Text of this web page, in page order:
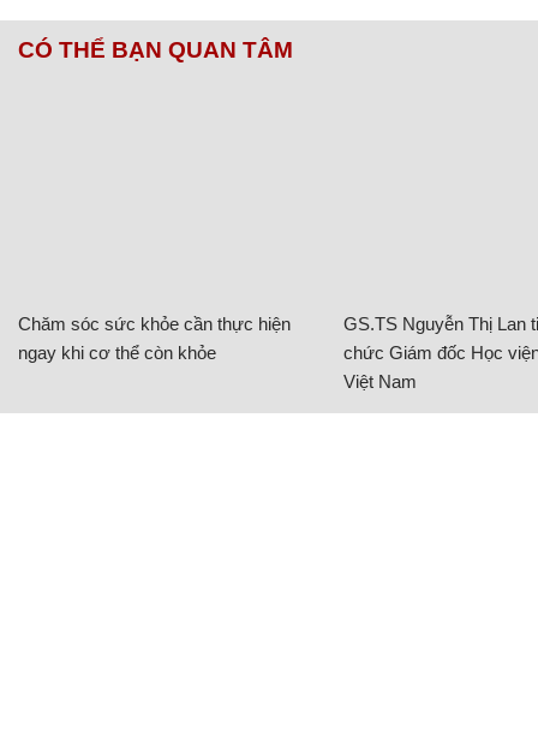
CÓ THỂ BẠN QUAN TÂM
Chăm sóc sức khỏe cần thực hiện
ngay khi cơ thể còn khỏe
GS.TS Nguyễn Thị Lan
chức Giám đốc Học
Việt Nam